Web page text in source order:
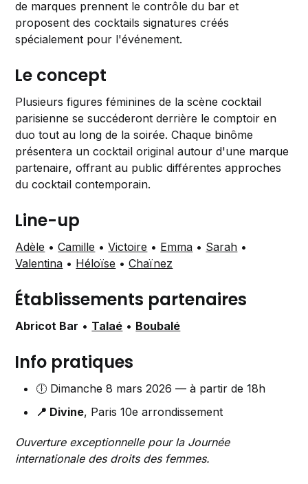
de marques prennent le contrôle du bar et
proposent des cocktails signatures créés
spécialement pour l'événement.
Le concept
Plusieurs figures féminines de la scène cocktail
parisienne se succéderont derrière le comptoir en
duo tout au long de la soirée. Chaque binôme
présentera un cocktail original autour d'une marque
partenaire, offrant au public différentes approches
du cocktail contemporain.
Line-up
Adèle •Camille •Victoire • Emma • Sarah •
Valentina • Héloïse •Chaïnez
Établissements partenaires
Abricot Bar • Talaé • Boubalé
Info pratiques
🕕 Dimanche 8 mars 2026 — à partir de 18h
📍 Divine, Paris 10e arrondissement
Ouverture exceptionnelle pour la Journée
internationale des droits des femmes.